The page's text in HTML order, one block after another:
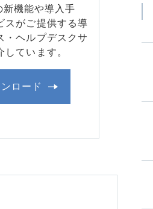
機能や導入手
スがご提供する導
・ヘルプデスクサ
しています。
ロード